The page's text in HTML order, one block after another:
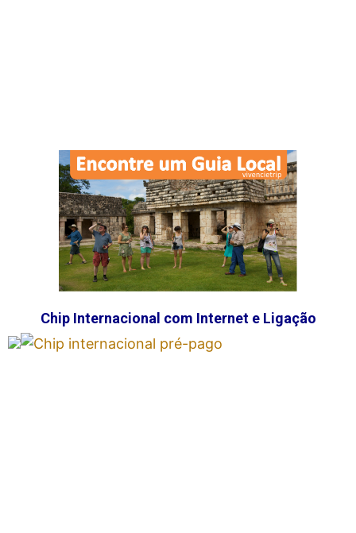
Chip Internacional com Internet e Ligação